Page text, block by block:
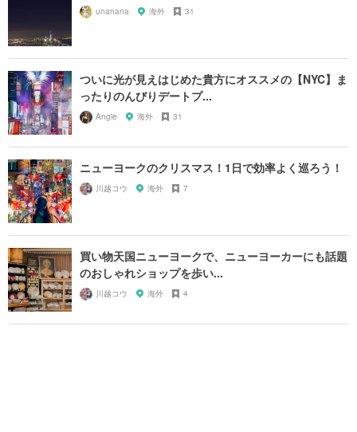
unanana 海外 31
ついに光が見えはじめた貴方にオススメの【NYC】ま
ったりのんびりデートプ...
Angie 海外 31
ニューヨークのクリスマス！1日で効率よく巡ろう！
川越コウ 海外 7
買い物天国ニューヨークで、ニューヨーカーにも話題
のおしゃれショップを歩い...
川越コウ 海外 4